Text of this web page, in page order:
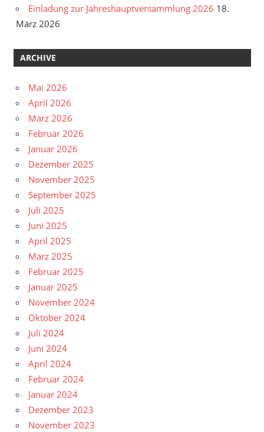
Einladung zur Jahreshauptversammlung 2026 18.
März 2026
ARCHIVE
Mai 2026
April 2026
März 2026
Februar 2026
Januar 2026
Dezember 2025
November 2025
September 2025
Juli 2025
Juni 2025
April 2025
März 2025
Februar 2025
Januar 2025
November 2024
Oktober 2024
Juli 2024
Juni 2024
April 2024
Februar 2024
Januar 2024
Dezember 2023
November 2023